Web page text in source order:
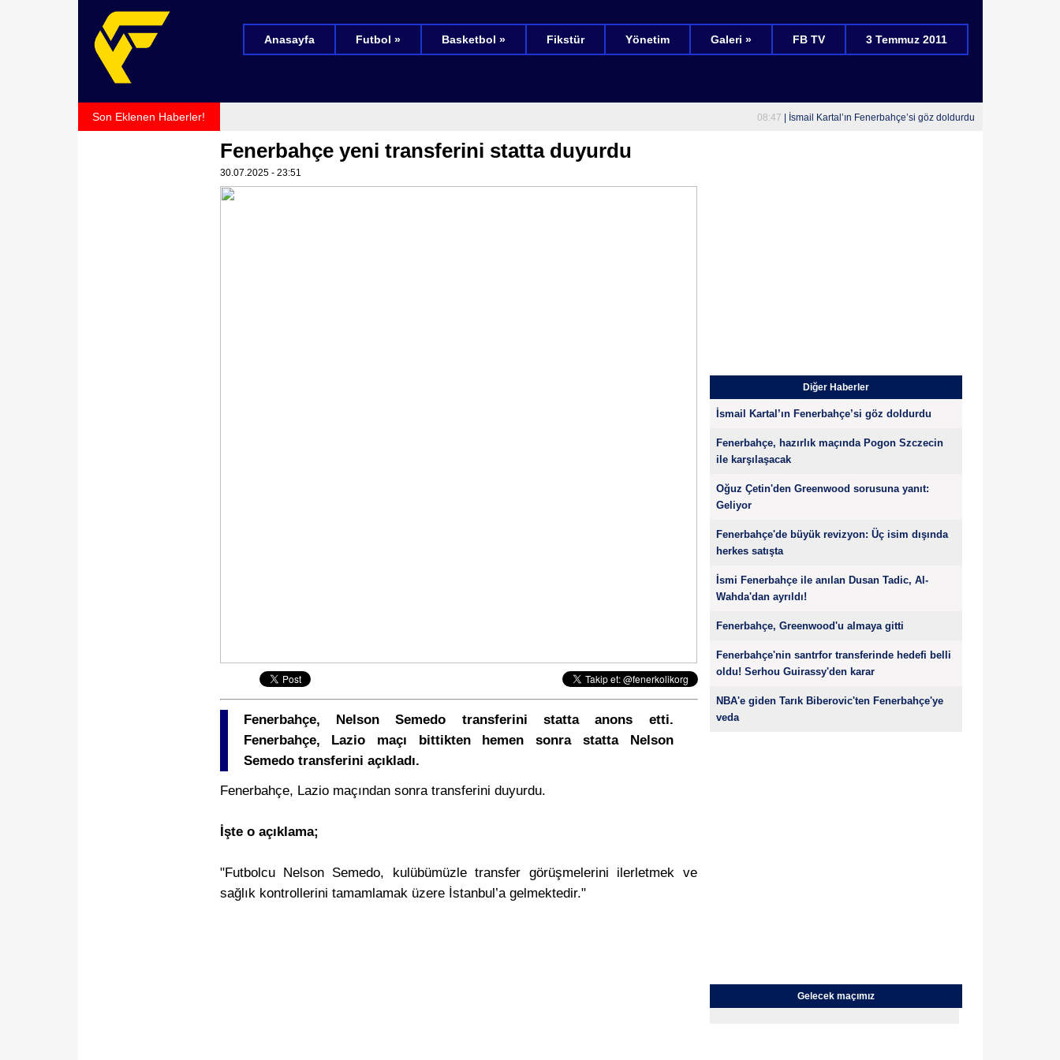
Anasayfa Futbol » Basketbol » Fikstür Yönetim Galeri » FB TV 3 Temmuz 2011
Son Eklenen Haberler! 08:47| İsmail Kartal’ın Fenerbahçe’si göz doldurdu-
Fenerbahçe yeni transferini statta duyurdu
30.07.2025 - 23:51
Fenerbahçe, Nelson Semedo transferini statta anons etti.
Fenerbahçe, Lazio maçı bittikten hemen sonra statta Nelson
Semedo transferini açıkladı.
Fenerbahçe, Lazio maçından sonra transferini duyurdu.
İşte o açıklama;
"Futbolcu Nelson Semedo, kulübümüzle transfer görüşmelerini ilerletmek ve
sağlık kontrollerini tamamlamak üzere İstanbul’a gelmektedir."
Diğer Haberler
İsmail Kartal’ın Fenerbahçe’si göz doldurdu
Fenerbahçe, hazırlık maçında Pogon Szczecin
ile karşılaşacak
Oğuz Çetin'den Greenwood sorusuna yanıt:
Geliyor
Fenerbahçe'de büyük revizyon: Üç isim dışında
herkes satışta
İsmi Fenerbahçe ile anılan Dusan Tadic, Al-
Wahda'dan ayrıldı!
Fenerbahçe, Greenwood'u almaya gitti
Fenerbahçe'nin santrfor transferinde hedefi belli
oldu! Serhou Guirassy'den karar
NBA'e giden Tarık Biberovic'ten Fenerbahçe'ye
veda
Gelecek maçımız